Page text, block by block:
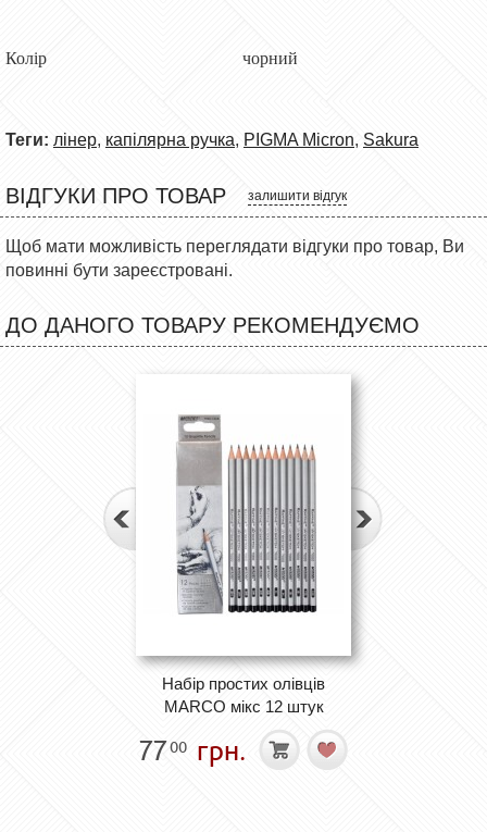
Колір чорний
Теги: лінер, капілярна ручка, PIGMA Micron, Sakura
ВІДГУКИ ПРО ТОВАР залишити відгук
Щоб мати можливість переглядати відгуки про товар, Ви
повинні бути зареєстровані.
ДО ДАНОГО ТОВАРУ РЕКОМЕНДУЄМО
Набір простих олівців
MARCO мікс 12 штук
7700 грн.